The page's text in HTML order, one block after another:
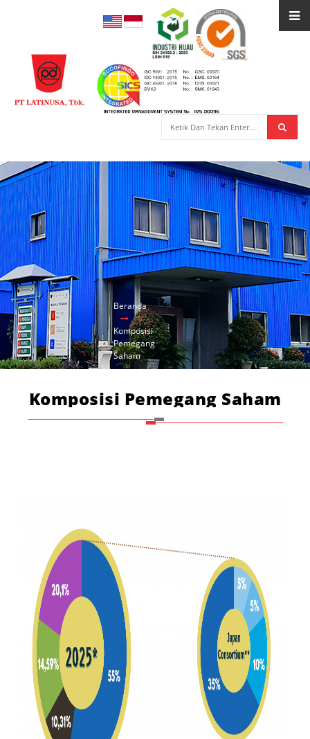
Beranda
Komposisi
Pemegang
Saham
Komposisi Pemegang Saham